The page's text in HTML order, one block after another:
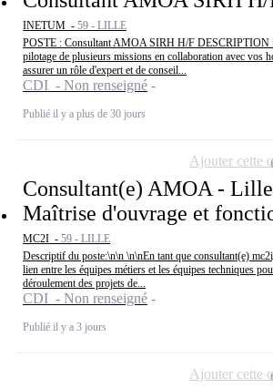
INETUM - 59 - LILLE
POSTE : Consultant AMOA SIRH H/F DESCRIPTION :
pilotage de plusieurs missions en collaboration avec vos
assurer un rôle d'expert et de conseil...
CDI - Non renseigné
Publié il y a plus de 30 jours
Consultant(e) AMOA -
Maîtrise d'ouvrage et
MC2I - 59 - LILLE
Descriptif du poste:\n\n \n\nEn tant que consultant(e)
lien entre les équipes métiers et les équipes techniques
déroulement des projets de...
CDI - Non renseigné
Publié il y a 3 jours
Ajouter cette
Ajouter cette